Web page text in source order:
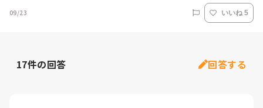
09/23 いいね 5
17件の回答 回答する